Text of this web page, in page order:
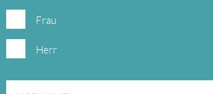
Frau
Herr